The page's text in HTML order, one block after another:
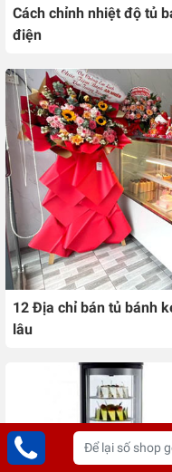
Cách chỉnh nhiệt độ tủ
điện
12 Địa chỉ bán tủ bánh
lâu